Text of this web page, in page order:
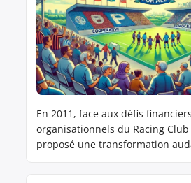
En 2011, face aux défis
organisationnels du Racing Club
proposé une transformation